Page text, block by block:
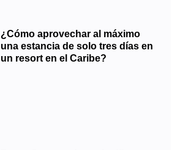
¿Cómo aprovechar al máximo
una estancia de solo tres días en
un resort en el Caribe?